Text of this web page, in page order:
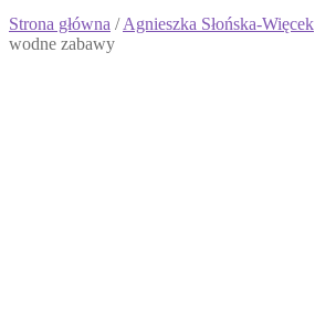
Strona główna /Agnieszka Słońska-Więcek
wodne zabawy